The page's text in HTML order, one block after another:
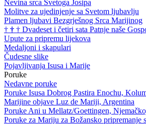
Nevina srca Svetoga Josipa
Molitve za ujedinjenje sa Svetom ljubavlju
Plamen ljubavi Bezgrješnog Srca Marijinog
† † † Dvadeset i četiri sata Patnje naše
Upute za pripremu lijekova
Medaljoni i skapulari
Čudesne slike
Pojavljivanja Isusa i Marije
Poruke
Nedavne poruke
Poruke Isusa Dobrog Pastira Enochu,
Marijine objave Luz de Mariji, Argentina
Poruke Ani u Mellatz/Goettingen,
Poruke za Mariju za Božansko pripremanje